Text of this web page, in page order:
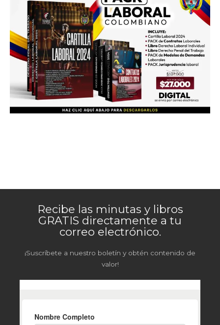
Recibe las minutas y libros
GRATIS directamente a tu
correo electrónico.
¡Suscríbete a nuestro boletín y obtén contenido de
valor!